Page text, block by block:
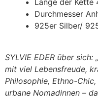
Durchmesser
925er Silber/
SYLVIE EDER über
mit viel Lebensfreude,
Philosophie, Ethno-
urbane Nomadinnen –